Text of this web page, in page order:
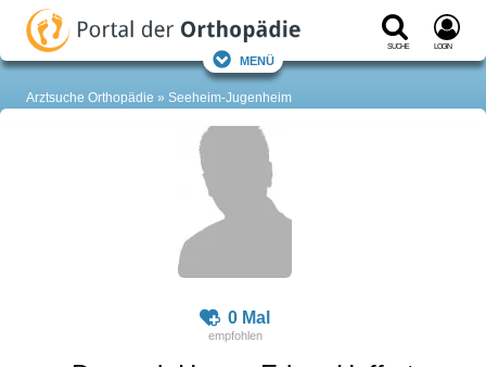
Suche Login
Menü
Arztsuche Orthopädie Seeheim-Jugenheim
0 Mal